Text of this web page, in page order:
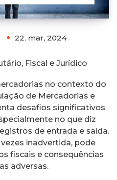
22, mar, 2024
Fiscal e Jurídico
no contexto do
de Mercadorias e
desafios significativos
no que diz
de entrada e saída.
inadvertida, pode
fiscais e consequências
adversas.